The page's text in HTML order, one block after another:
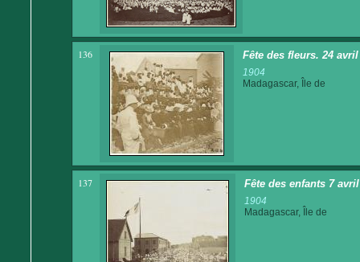
136 Fête des fleurs. 24 avril
1904
Madagascar, Île de
137 Fête des enfants 7
1904
Madagascar, Île de